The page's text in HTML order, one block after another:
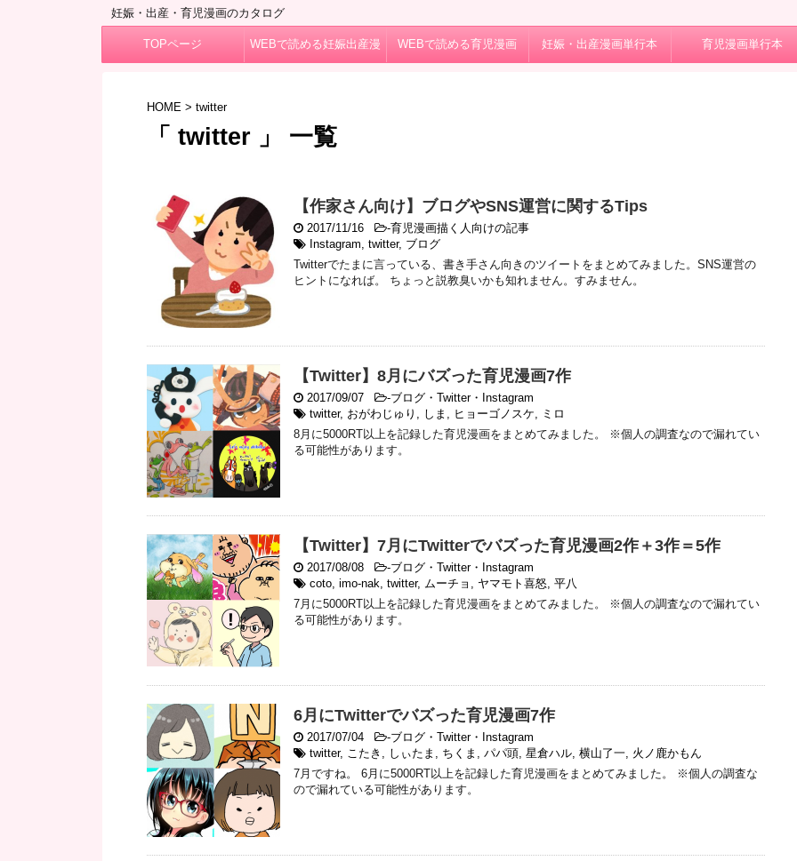
妊娠・出産・育児漫画のカタログ
TOPページ WEBで読める妊娠出産漫 WEBで読める育児漫画 妊娠・出産漫画単行本 育児漫画単行本
HOME> twitter
「 twitter 」 一覧
【作家さん向け】ブログやSNS運営に関するTips
2017/11/16 -育児漫画描く人向けの記事
Instagram, twitter, ブログ
Twitterでたまに言っている、書き手さん向きのツイートをまとめてみました。SNS運営の
ヒントになれば。 ちょっと説教臭いかも知れません。すみません。
【Twitter】8月にバズった育児漫画7作
2017/09/07 -ブログ・Twitter・Instagram
twitter, おがわじゅり , しま , ヒョーゴノスケ, ミロ
8月に5000RT以上を記録した育児漫画をまとめてみました。 ※個人の調査なので漏れてい
る可能性があります。
【Twitter】7月にTwitterでバズった育児漫画2作＋3作＝5作
2017/08/08 -ブログ・Twitter・Instagram
coto, imo-nak, twitter, ムーチョ , ヤマモト喜怒, 平八
7月に5000RT以上を記録した育児漫画をまとめてみました。 ※個人の調査なので漏れてい
る可能性があります。
6月にTwitterでバズった育児漫画7作
2017/07/04 -ブログ・Twitter・Instagram
twitter, こたき , しぃたま , ちくま , パパ頭, 星倉ハル, 横山了一, 火ノ鹿かもん
7月ですね。 6月に5000RT以上を記録した育児漫画をまとめてみました。 ※個人の調査な
ので漏れている可能性があります。